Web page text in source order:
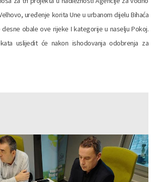
uređenje korita Une u urbanom dijelu Bihaća
obale ove rijeke I kategorije u naselju Pokoj.
uslijedit će nakon ishodovanja odobrenja za